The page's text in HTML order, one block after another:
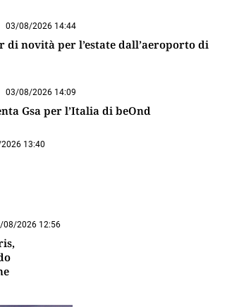
03/08/2026 14:44
di novità per l’estate dall’aeroporto di
03/08/2026 14:09
Gsa per l’Italia di beOnd
13:40
08/2026 12:56